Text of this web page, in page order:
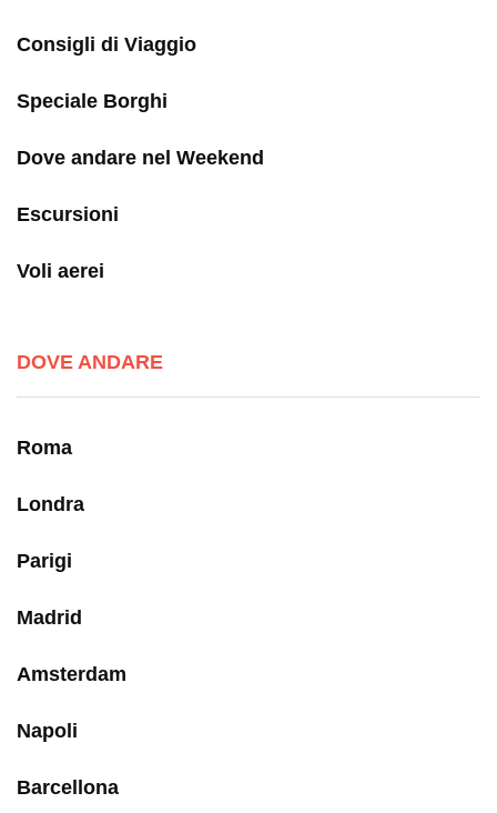
Consigli di Viaggio
Speciale Borghi
Dove andare nel Weekend
Escursioni
Voli aerei
DOVE ANDARE
Roma
Londra
Parigi
Madrid
Amsterdam
Napoli
Barcellona